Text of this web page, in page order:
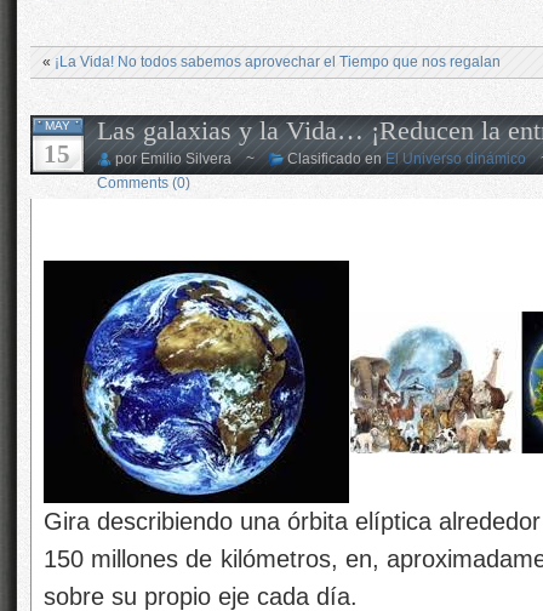
« ¡La Vida! No todos sabemos aprovechar el Tiempo que nos regalan
MAY
15
Las galaxias y la Vida… ¡Reducen la
por Emilio Silvera ~ Clasificado enEl Universo dinámico
Comments (0)
Gira describiendo una órbita elíptica
150 millones de kilómetros, en,
sobre su propio eje cada día.